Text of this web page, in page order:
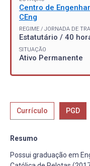
Centro de
CEng
REGIME / JORNADA DE
Estatutário / 40
SITUAÇÃO
Ativo Permanente
Currículo PGD
Resumo
Possui graduação em